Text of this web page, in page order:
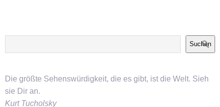
Suchen
Die größte Sehenswürdigkeit, die es gibt, ist die Welt. Sieh
sie Dir an.
Kurt Tucholsky